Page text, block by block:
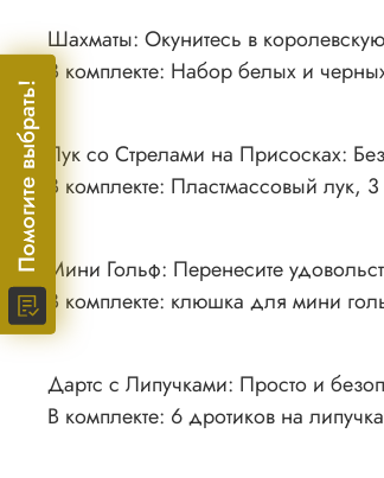
Помогите выбрать!
Шахматы: Окунитесь в королевскую
В комплекте: Набор белых и
Лук со Стрелами на Присосках:
В комплекте: Пластмассовый лук,
Мини Гольф: Перенесите
В комплекте: клюшка для мини
Дартс с Липучками: Просто и
В комплекте: 6 дротиков на